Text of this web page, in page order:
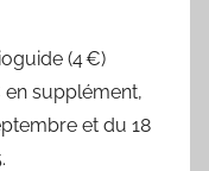
(4 €)
en supplément,
et du 18